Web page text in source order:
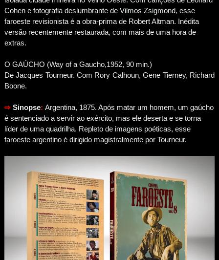
Cohen e fotografia deslumbrante de Vilmos Zsigmond, esse
faroeste revisionista é a obra-prima de Robert Altman. Inédita
versão recentemente restaurada, com mais de uma hora de
extras.
O GAÚCHO (Way of a Gaucho,1952, 90 min.)
De Jacques Tourneur. Com Rory Calhoun, Gene Tierney, Richard
Boone.
⇨ Sinopse: Argentina, 1875. Após matar um homem, um gaúcho
é sentenciado a servir ao exército, mas ele deserta e se torna
líder de uma quadrilha. Repleto de imagens poéticas, esse
faroeste argentino é dirigido magistralmente por Tourneur.